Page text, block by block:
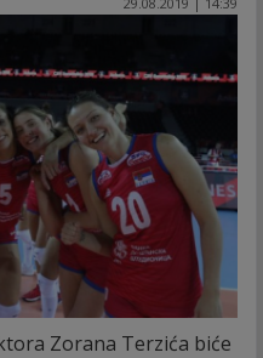
Zorana Terzića biće